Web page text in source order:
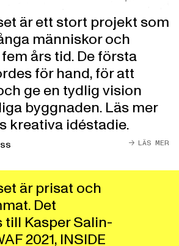
är ett stort projekt som
människor och
års tid. De första
för hand, för att
ge en tydlig vision
byggnaden. Läs mer
kreativa idéstadie.
LÄS MER
är prisat och
Det
till Kasper Salin-
2021, INSIDE